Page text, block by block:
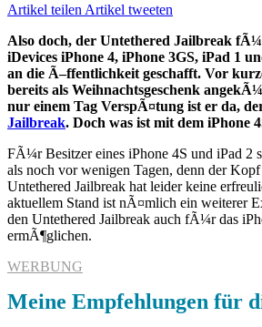
Artikel teilen Artikel tweeten
Also doch, der Untethered Jailbreak
iDevices iPhone 4, iPhone 3GS, iPad 1
an die Ã–ffentlichkeit geschafft. Vor
bereits als Weihnachtsgeschenk
nur einem Tag VerspÃ¤tung ist er da,
Jailbreak. Doch was ist mit dem iPhone
FÃ¼r Besitzer eines iPhone 4S und iPad 2
als noch vor wenigen Tagen, denn der
Untethered Jailbreak hat leider keine
aktuellem Stand ist nÃ¤mlich ein weiterer
den Untethered Jailbreak auch fÃ¼r das
ermÃ¶glichen.
WERBUNG
Meine Empfehlungen für